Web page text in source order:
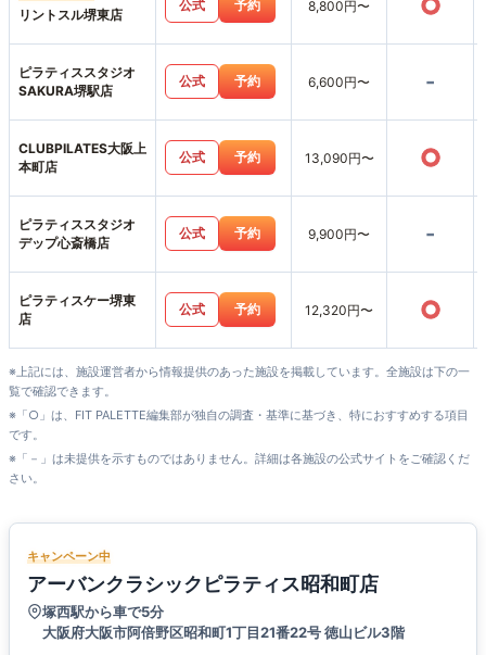
リントスル堺東店
公式 予約 8,800円〜 ○
ピラティススタジオ
SAKURA堺駅店
公式 予約 6,600円〜 -
CLUBPILATES大阪上
本町店
公式 予約 13,090円〜 ○
ピラティススタジオ
デップ心斎橋店
公式 予約 9,900円〜 -
ピラティスケー堺東
店
公式 予約 12,320円〜 ○
※上記には、施設運営者から情報提供のあった施設を掲載しています。全施設は下の一
覧で確認できます。
※「○」は、FIT PALETTE編集部が独自の調査・基準に基づき、特におすすめする項目
です。
※「－」は未提供を示すものではありません。詳細は各施設の公式サイトをご確認くだ
さい。
キャンペーン中
アーバンクラシックピラティス昭和町店
塚西駅から車で5分
大阪府大阪市阿倍野区昭和町1丁目21番22号 徳山ビル3階